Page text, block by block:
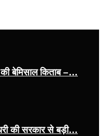
बेमिसाल किताब –…
की सरकार से बड़ी…